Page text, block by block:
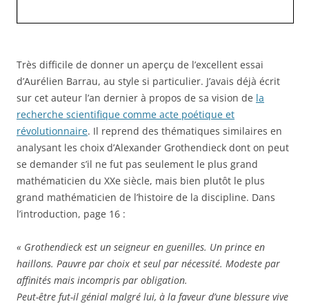
Très difficile de donner un aperçu de l’excellent essai
d’Aurélien Barrau, au style si particulier. J’avais déjà écrit
sur cet auteur l’an dernier à propos de sa vision de la
recherche scientifique comme acte poétique et
révolutionnaire. Il reprend des thématiques similaires en
analysant les choix d’Alexander Grothendieck dont on peut
se demander s’il ne fut pas seulement le plus grand
mathématicien du XXe siècle, mais bien plutôt le plus
grand mathématicien de l’histoire de la discipline. Dans
l’introduction, page 16 :
« Grothendieck est un seigneur en guenilles. Un prince en
haillons. Pauvre par choix et seul par nécessité. Modeste par
affinités mais incompris par obligation.
Peut-être fut-il génial malgré lui, à la faveur d’une blessure vive